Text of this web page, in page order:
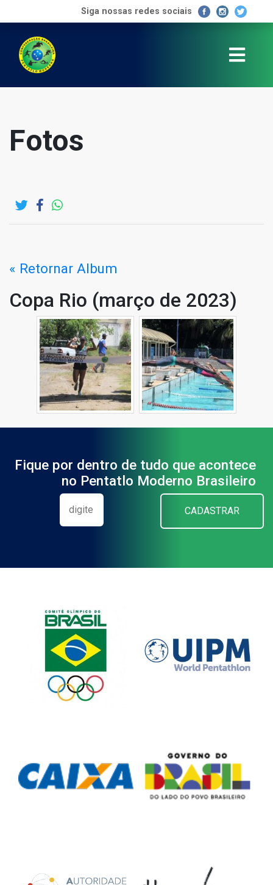
Siga nossas redes sociais
Fotos
« Retornar Album
Copa Rio (março de 2023)
Fique por dentro de tudo que acontece
no Pentatlo Moderno Brasileiro